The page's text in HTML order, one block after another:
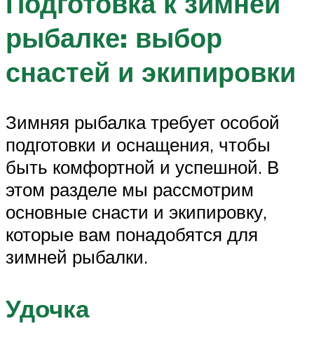
рыбалке: выбор
снастей и экипировки
Зимняя рыбалка требует особой
подготовки и оснащения, чтобы
быть комфортной и успешной. В
этом разделе мы рассмотрим
основные снасти и экипировку,
которые вам понадобятся для
зимней рыбалки.
Удочка